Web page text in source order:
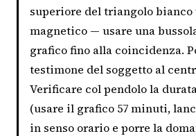
superiore del triangolo bianco
magnetico — usare una
grafico fino alla coincidenza.
testimone del soggetto al
Verificare col pendolo la
(usare il grafico 57 minuti,
in senso orario e porre la